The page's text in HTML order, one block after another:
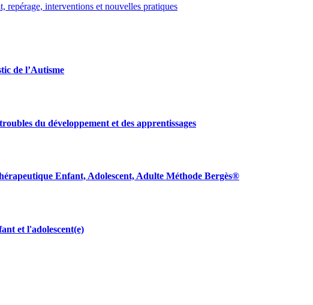
repérage, interventions et nouvelles pratiques
de l’Autisme
du développement et des apprentissages
Enfant, Adolescent, Adulte Méthode Bergès®
et l'adolescent(e)